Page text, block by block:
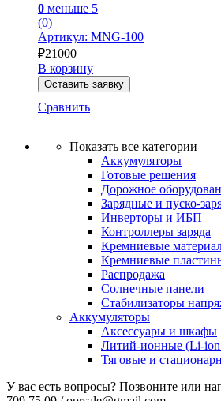
0 меньше 5
(0)
Артикул: MNG-100
₽21000
В корзину
Оставить заявку
Сравнить
Показать все категории
Аккумуляторы
Готовые решения
Дорожное
Зарядные и пуско-
Инверторы и ИБП
Контроллеры заряда
Кремниевые
Кремниевые
Распродажа
Солнечные панели
Стабилизаторы
Аккумуляторы
Аксессуары и шкафы
Литий-ионные (Li-ion
Тяговые и
У вас есть вопросы? Позвоните или